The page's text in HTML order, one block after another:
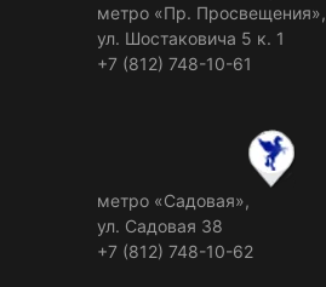
метро «Пр. Просвещения»,
ул. Шостаковича 5 к. 1
+7 (812) 748-10-61
метро «Садовая»,
ул. Садовая 38
+7 (812) 748-10-62